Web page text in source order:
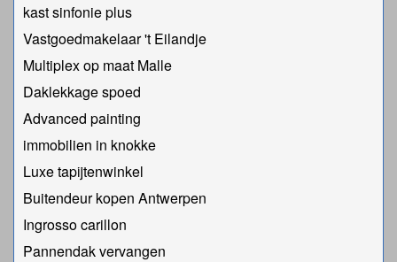
kast sinfonie plus
Vastgoedmakelaar 't Eilandje
Multiplex op maat Malle
Daklekkage spoed
Advanced painting
immobilien in knokke
Luxe tapijtenwinkel
Buitendeur kopen Antwerpen
Ingrosso carillon
Pannendak vervangen